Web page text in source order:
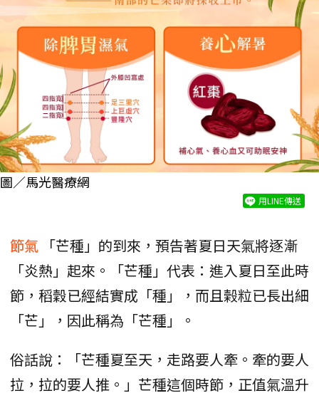
圖／馬光醫療網
用LINE傳送
節氣 「芒種」的到來，預告著夏日天氣將逐漸
「炎熱」起來。「芒種」代表：進入夏日至此時
節，稻穀已經結實成「種」，而且榖粒已長出細
「芒」，因此稱為「芒種」。
俗話說：「芒種夏至天，走路要人牽。牽的要人
拉，拉的要人推。」芒種這個時節，正值氣溫升